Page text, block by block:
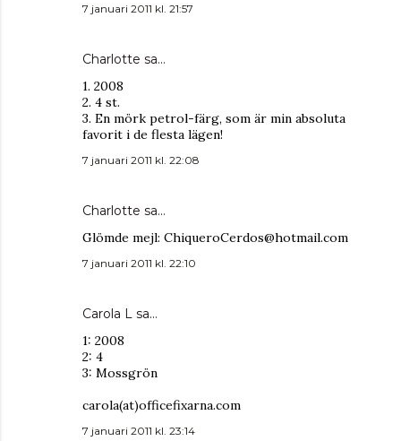
7 januari 2011 kl. 21:57
Charlotte sa…
1. 2008
2. 4 st.
3. En mörk petrol-färg, som är min absoluta
favorit i de flesta lägen!
7 januari 2011 kl. 22:08
Charlotte sa…
Glömde mejl: ChiqueroCerdos@hotmail.com
7 januari 2011 kl. 22:10
Carola L sa…
1: 2008
2: 4
3: Mossgrön
carola(at)officefixarna.com
7 januari 2011 kl. 23:14